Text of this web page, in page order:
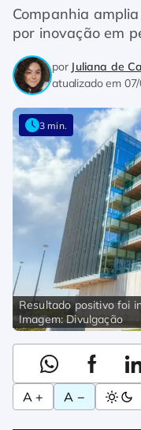
Companhia
por inovação em
por Juliana de
atualizado em
Resultado positivo foi
Imagem: Divulgação
3 min.
A + A −